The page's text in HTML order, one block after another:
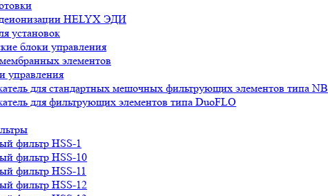
HELYX ЭДИ
установок
блоки управления
элементов
управления
для стандартных мешочных фильтрующих элементов типа NB
для фильтрующих элементов типа DuoFLO
фильтр HSS-1
фильтр HSS-10
фильтр HSS-11
фильтр HSS-12